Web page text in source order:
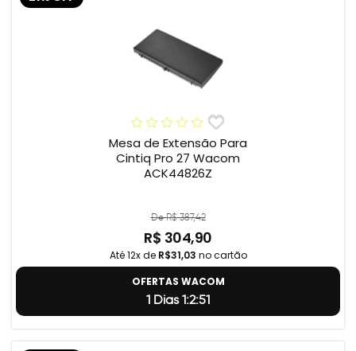
Mesa de Extensão Para
Cintiq Pro 27 Wacom
ACK44826Z
De R$ 387,42
R$ 304,90
Até 12x de R$31,03 no cartão
OFERTAS WACOM
1 Dias 1:2:50